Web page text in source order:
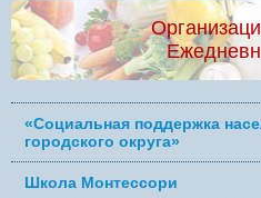
«Социальная поддержка
городского округа»
Школа Монтессори